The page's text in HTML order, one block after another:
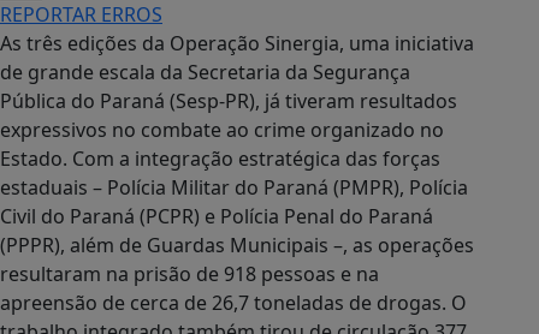
REPORTAR ERROS
As três edições da Operação Sinergia, uma iniciativa
de grande escala da Secretaria da Segurança
Pública do Paraná (Sesp-PR), já tiveram resultados
expressivos no combate ao crime organizado no
Estado. Com a integração estratégica das forças
estaduais – Polícia Militar do Paraná (PMPR), Polícia
Civil do Paraná (PCPR) e Polícia Penal do Paraná
(PPPR), além de Guardas Municipais –, as operações
resultaram na prisão de 918 pessoas e na
apreensão de cerca de 26,7 toneladas de drogas. O